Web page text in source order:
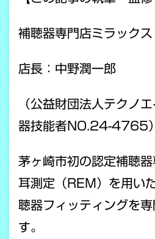
補聴器専門店ミラック
店長：中野潤一郎
（公益財団法人テクノ
器技能者NO.24-4765）
茅ヶ崎市初の認定補聴
耳測定（REM）を用い
聴器フィッティングを
す。